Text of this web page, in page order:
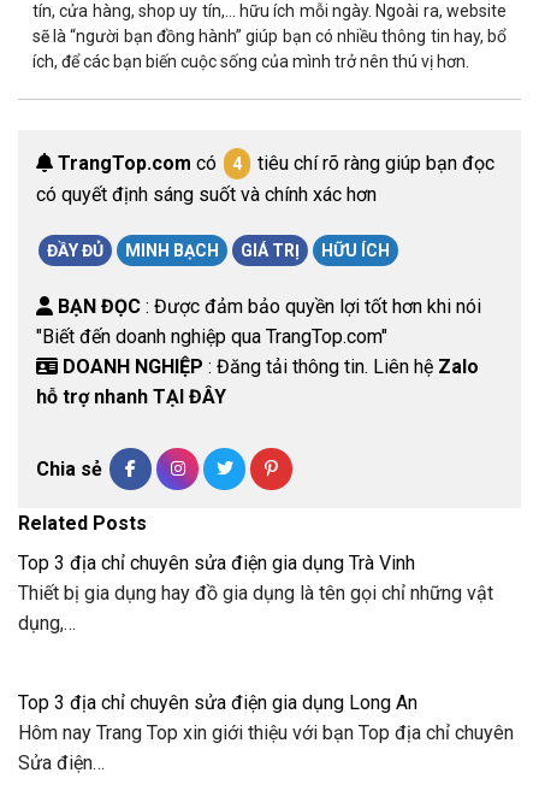
tín, cửa hàng, shop uy tín,… hữu ích mỗi ngày. Ngoài ra, website
sẽ là “người bạn đồng hành” giúp bạn có nhiều thông tin hay, bổ
ích, để các bạn biến cuộc sống của mình trở nên thú vị hơn.
TrangTop.com có 4
tiêu chí rõ ràng giúp bạn đọc
có quyết định sáng suốt và chính xác hơn
ĐẦY ĐỦ MINH BẠCH GIÁ TRỊ HỮU ÍCH
BẠN ĐỌC : Được đảm bảo quyền lợi tốt hơn khi nói
"Biết đến doanh nghiệp qua TrangTop.com"
DOANH NGHIỆP : Đăng tải thông tin. Liên hệ Zalo
hỗ trợ nhanh TẠI ĐÂY
Chia sẻ
Related Posts
Top 3 địa chỉ chuyên sửa điện gia dụng Trà Vinh
Thiết bị gia dụng hay đồ gia dụng là tên gọi chỉ những vật
dụng,…
Top 3 địa chỉ chuyên sửa điện gia dụng Long An
Hôm nay Trang Top xin giới thiệu với bạn Top địa chỉ chuyên
Sửa điện…